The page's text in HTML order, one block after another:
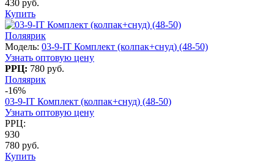
430 руб.
Купить
Поляярик
Модель: 03-9-IT Комплект (колпак+снуд) (48-50)
Узнать оптовую цену
РРЦ: 780 руб.
Поляярик
-16%
03-9-IT Комплект (колпак+снуд) (48-50)
Узнать оптовую цену
РРЦ:
930
780 руб.
Купить